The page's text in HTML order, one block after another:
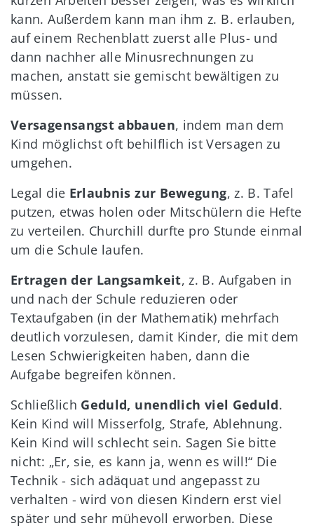
kann. Außerdem kann man ihm z. B. erlauben,
auf einem Rechenblatt zuerst alle Plus- und
dann nachher alle Minusrechnungen zu
machen, anstatt sie gemischt bewältigen zu
müssen.
Versagensangst abbauen, indem man dem
Kind möglichst oft behilflich ist Versagen zu
umgehen.
Legal die Erlaubnis zur Bewegung, z. B. Tafel
putzen, etwas holen oder Mitschülern die Hefte
zu verteilen. Churchill durfte pro Stunde einmal
um die Schule laufen.
Ertragen der Langsamkeit, z. B. Aufgaben in
und nach der Schule reduzieren oder
Textaufgaben (in der Mathematik) mehrfach
deutlich vorzulesen, damit Kinder, die mit dem
Lesen Schwierigkeiten haben, dann die
Aufgabe begreifen können.
Schließlich Geduld, unendlich viel Geduld.
Kein Kind will Misserfolg, Strafe, Ablehnung.
Kein Kind will schlecht sein. Sagen Sie bitte
nicht: „Er, sie, es kann ja, wenn es will!“ Die
Technik - sich adäquat und angepasst zu
verhalten - wird von diesen Kindern erst viel
später und sehr mühevoll erworben. Diese